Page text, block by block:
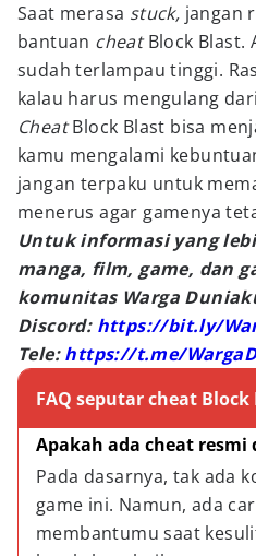
Saat merasa stuck, jangan
bantuan cheatBlock Blast.
sudah terlampau tinggi.
kalau harus mengulang
CheatBlock Blast bisa
kamu mengalami
jangan terpaku untuk
menerus agar gamenya
Untuk informasi yang
manga, film, game, dan
komunitas Warga
Discord: https://bit.ly/
Tele:https://t.me/
FAQ seputar cheat Block
Apakah ada cheat resmi
Pada dasarnya, tak ada
game ini. Namun, ada
membantumu saat